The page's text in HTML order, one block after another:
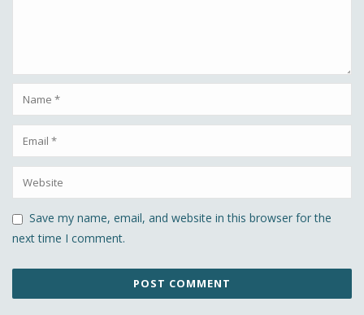
Save my name, email, and website in this browser for the
next time I comment.